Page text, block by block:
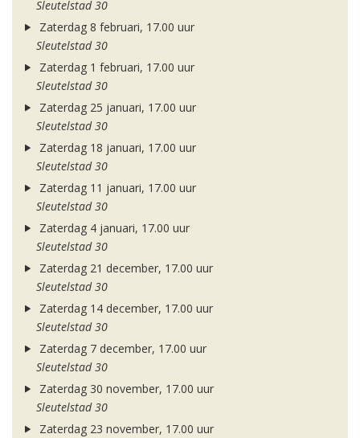
Sleutelstad 30
Zaterdag 8 februari, 17.00 uur
Sleutelstad 30
Zaterdag 1 februari, 17.00 uur
Sleutelstad 30
Zaterdag 25 januari, 17.00 uur
Sleutelstad 30
Zaterdag 18 januari, 17.00 uur
Sleutelstad 30
Zaterdag 11 januari, 17.00 uur
Sleutelstad 30
Zaterdag 4 januari, 17.00 uur
Sleutelstad 30
Zaterdag 21 december, 17.00 uur
Sleutelstad 30
Zaterdag 14 december, 17.00 uur
Sleutelstad 30
Zaterdag 7 december, 17.00 uur
Sleutelstad 30
Zaterdag 30 november, 17.00 uur
Sleutelstad 30
Zaterdag 23 november, 17.00 uur